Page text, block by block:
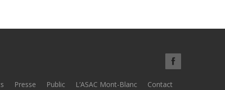
Presse Public L’ASAC Mont-Blanc Contact